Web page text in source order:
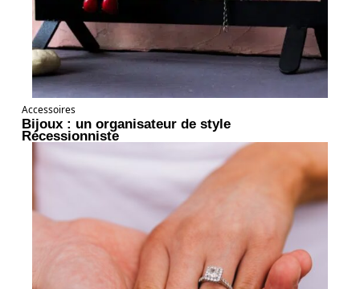
Accessoires
Bijoux : un organisateur de style
Récessionniste